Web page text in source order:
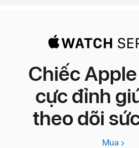
Chiếc
cực đỉnh
theo dõi
Mua Apple